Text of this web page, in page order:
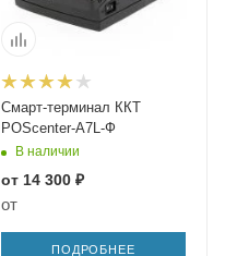
Смарт-терминал ККТ
POScenter-A7L-Ф
В наличии
от 14 300 ₽
от
ПОДРОБНЕЕ